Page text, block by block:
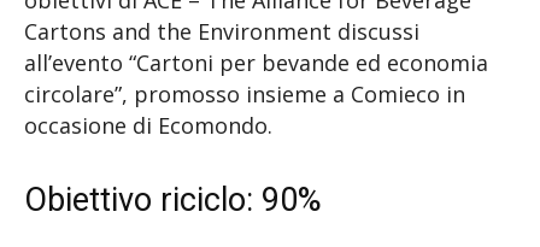
Cartons and the Environment discussi
all’evento “Cartoni per bevande ed economia
circolare”, promosso insieme a Comieco in
occasione di Ecomondo.
Obiettivo riciclo: 90%